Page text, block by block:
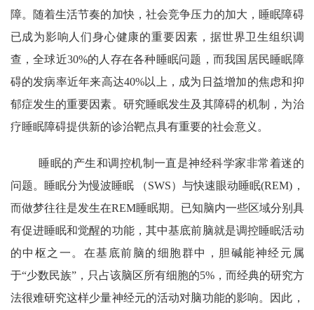
障。随着生活节奏的加快，社会竞争压力的加大，睡眠障碍
已成为影响人们身心健康的重要因素，据世界卫生组织调
查，全球近30%的人存在各种睡眠问题，而我国居民睡眠障
碍的发病率近年来高达40%以上，成为日益增加的焦虑和抑
郁症发生的重要因素。研究睡眠发生及其障碍的机制，为治
疗睡眠障碍提供新的诊治靶点具有重要的社会意义。
睡眠的产生和调控机制一直是神经科学家非常着迷的
问题。睡眠分为慢波睡眠 （SWS）与快速眼动睡眠(REM)，
而做梦往往是发生在REM睡眠期。已知脑内一些区域分别具
有促进睡眠和觉醒的功能，其中基底前脑就是调控睡眠活动
的中枢之一。在基底前脑的细胞群中，胆碱能神经元属
于“少数民族”，只占该脑区所有细胞的5%，而经典的研究方
法很难研究这样少量神经元的活动对脑功能的影响。因此，